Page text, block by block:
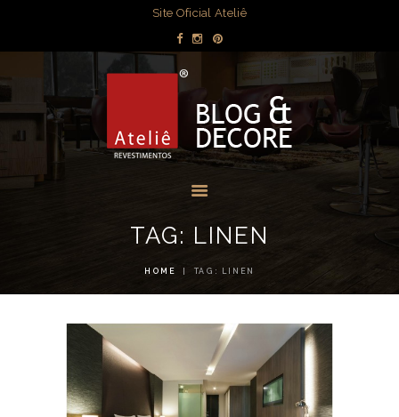
Site Oficial Ateliê
TAG: LINEN
HOME TAG: LINEN
BLOG & DECORE - ATELIÊ
REVESTIMENTOS
Blog com dicas de decorações e interiores.
DECORAÇÃO
DICAS POR
AMBIENTE
OBRAS
MÍDIA
CONTATO